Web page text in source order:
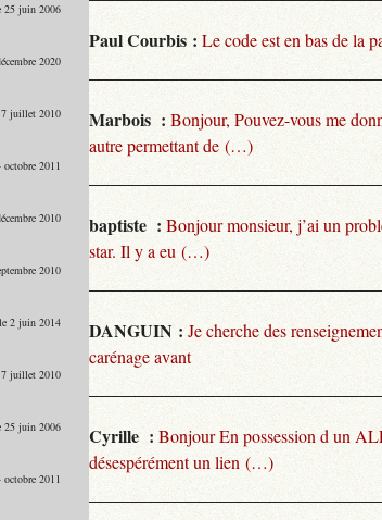
juin 2006
2020
juillet 2010
2011
2010
2010
2 juin 2014
juillet 2010
juin 2006
2011
Paul Courbis : Le code est en bas de la
Marbois : Bonjour, Pouvez-vous me
autre permettant de (…)
baptiste : Bonjour monsieur, j’ai un
star. Il y a eu (…)
DANGUIN : Je cherche des
carénage avant
Cyrille : Bonjour En possession d un
désespérément un lien (…)